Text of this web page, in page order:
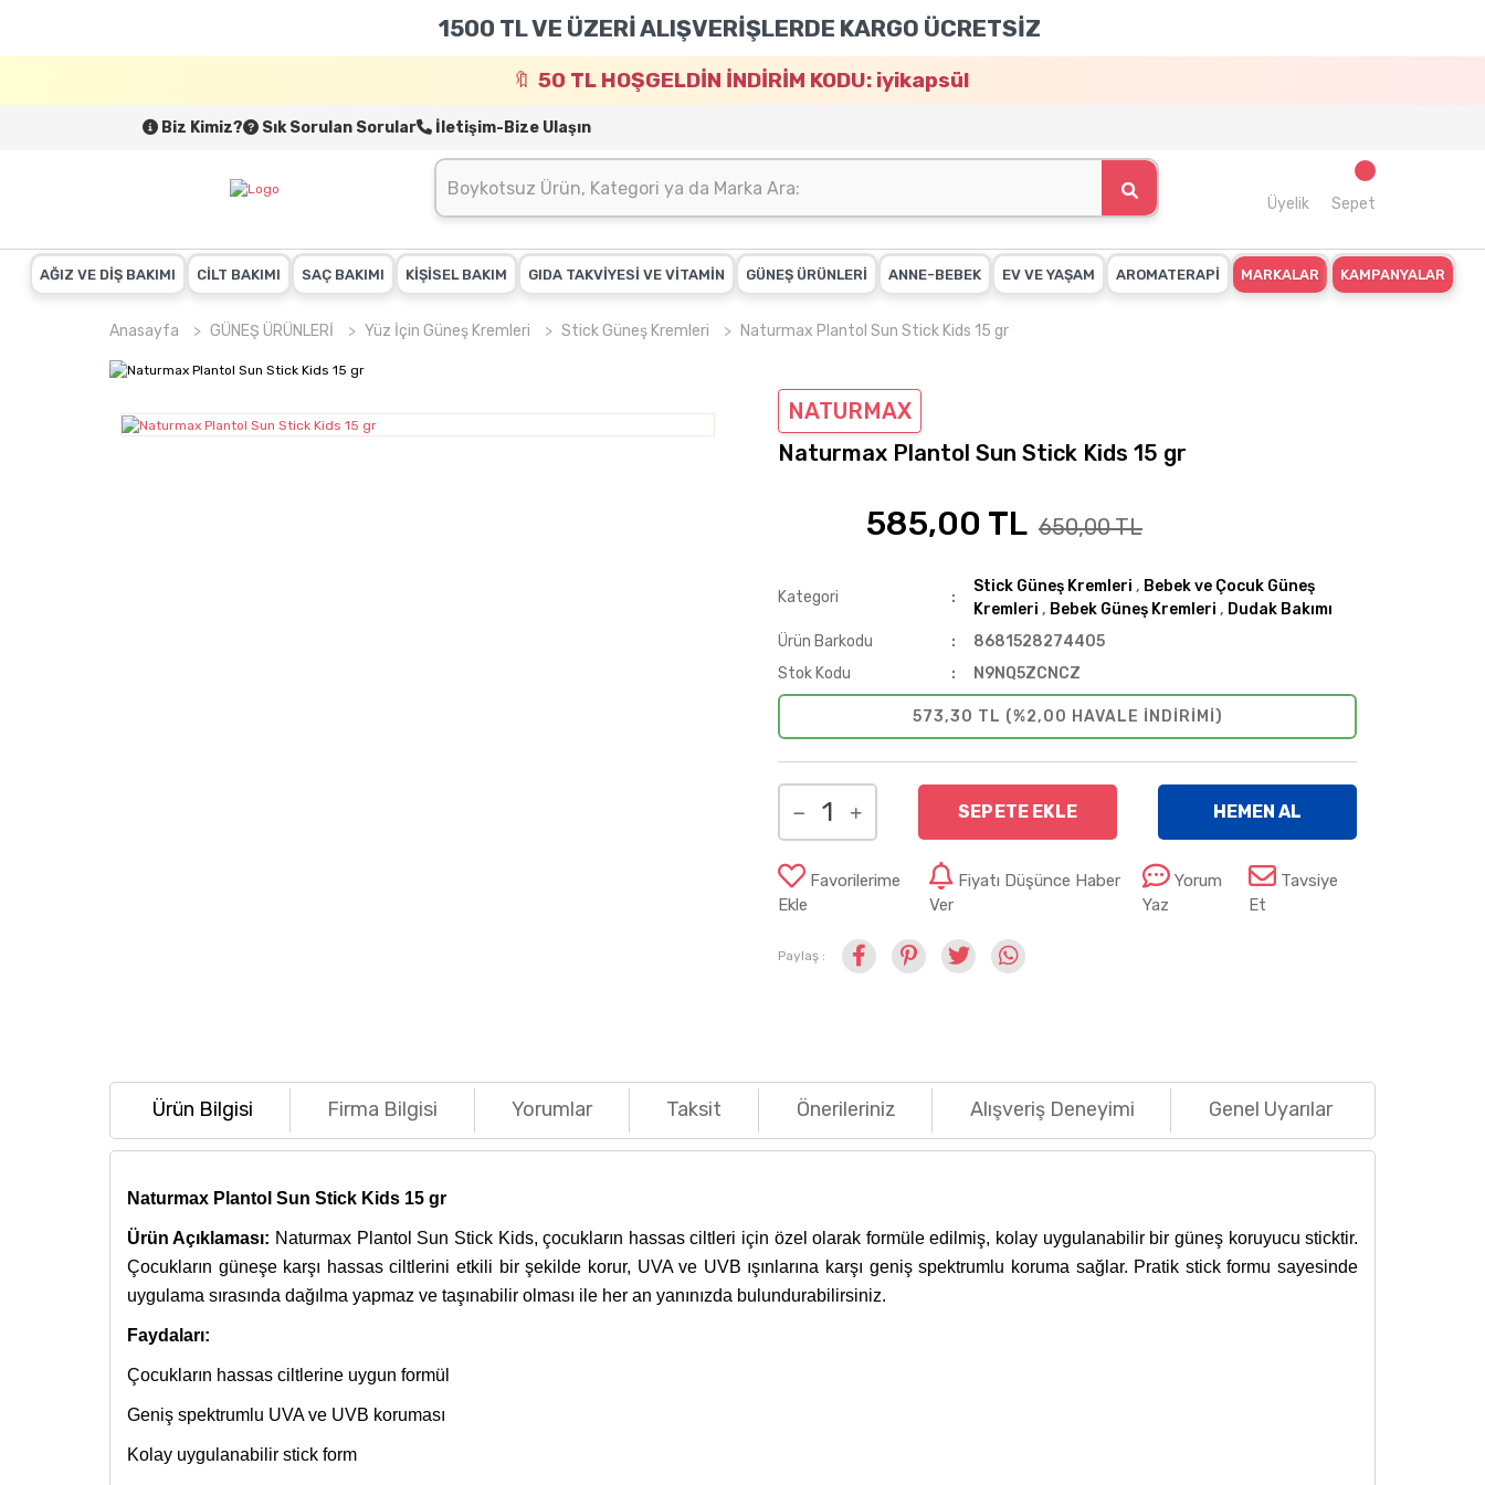
1500 TL VE ÜZERİ ALIŞVERİŞLERDE KARGO ÜCRETSİZ
50 TL HOŞGELDİN İNDİRİM KODU: iyikapsül
Biz Kimiz? Sık Sorulan Sorular İletişim-Bize Ulaşın
Üyelik Sepet
AĞIZ VE DİŞ BAKIMI CİLT BAKIMI SAÇ BAKIMI KİŞİSEL BAKIM GIDA TAKVİYESİ VE VİTAMİN GÜNEŞ ÜRÜNLERİ ANNE-BEBEK EV VE YAŞAM AROMATERAPİ MARKALAR KAMPANYALAR
Anasayfa GÜNEŞ ÜRÜNLERİ Yüz İçin Güneş Kremleri Stick Güneş Kremleri Naturmax Plantol Sun Stick Kids 15 gr
NATURMAX
Naturmax Plantol Sun Stick Kids 15 gr
585,00 TL 650,00 TL
Kategori
Stick Güneş Kremleri , Bebek ve Çocuk Güneş
Kremleri , Bebek Güneş Kremleri , Dudak Bakımı
Ürün Barkodu
8681528274405
Stok Kodu
N9NQ5ZCNCZ
573,30 TL (%2,00 HAVALE INDIRIMI)
SEPETE EKLE HEMEN AL
Favorilerime
Ekle
Fiyatı Düşünce Haber
Ver
Yorum
Yaz
Tavsiye
Et
Paylaş :
Ürün Bilgisi Firma Bilgisi Yorumlar Taksit Önerileriniz Alışveriş Deneyimi Genel Uyarılar
Naturmax Plantol Sun Stick Kids 15 gr
Ürün Açıklaması: Naturmax Plantol Sun Stick Kids, çocukların hassas ciltleri için özel olarak formüle edilmiş, kolay uygulanabilir bir güneş koruyucu sticktir.
Çocukların güneşe karşı hassas ciltlerini etkili bir şekilde korur, UVA ve UVB ışınlarına karşı geniş spektrumlu koruma sağlar. Pratik stick formu sayesinde
uygulama sırasında dağılma yapmaz ve taşınabilir olması ile her an yanınızda bulundurabilirsiniz.
Faydaları:
Çocukların hassas ciltlerine uygun formül
Geniş spektrumlu UVA ve UVB koruması
Kolay uygulanabilir stick form